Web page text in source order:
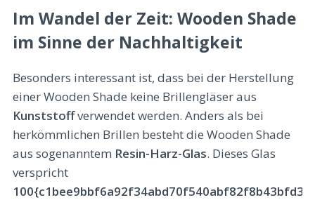
Im Wandel der Zeit: Wooden Shade
im Sinne der Nachhaltigkeit
Besonders interessant ist, dass bei der Herstellung
einer Wooden Shade keine Brillengläser aus
Kunststoffverwendet werden. Anders als bei
herkömmlichen Brillen besteht die Wooden Shade
aus sogenanntem Resin-Harz-Glas. Dieses Glas
verspricht